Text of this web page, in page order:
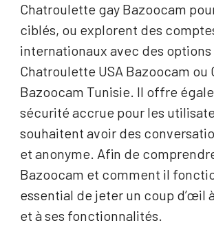
Chatroulette gay Bazoocam
ciblés, ou explorent des
internationaux avec des
Chatroulette USA Bazoocam ou
Bazoocam Tunisie. Il offre
sécurité accrue pour les
souhaitent avoir des
et anonyme. Afin de
Bazoocam et comment il
essential de jeter un coup d’œil
et à ses fonctionnalités.